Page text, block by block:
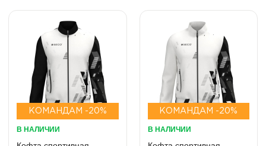
КОМАНДАМ -20%
В НАЛИЧИИ
КОМАНДАМ -20%
В НАЛИЧИИ